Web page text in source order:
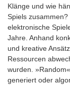
Klänge und wie
Spiels
elektronische
Jahre. Anhand
und kreative
Ressourcen
wurden.
generiert oder